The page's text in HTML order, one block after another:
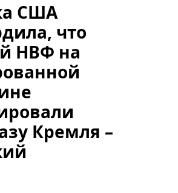
США
что
НВФ на
Кремля –